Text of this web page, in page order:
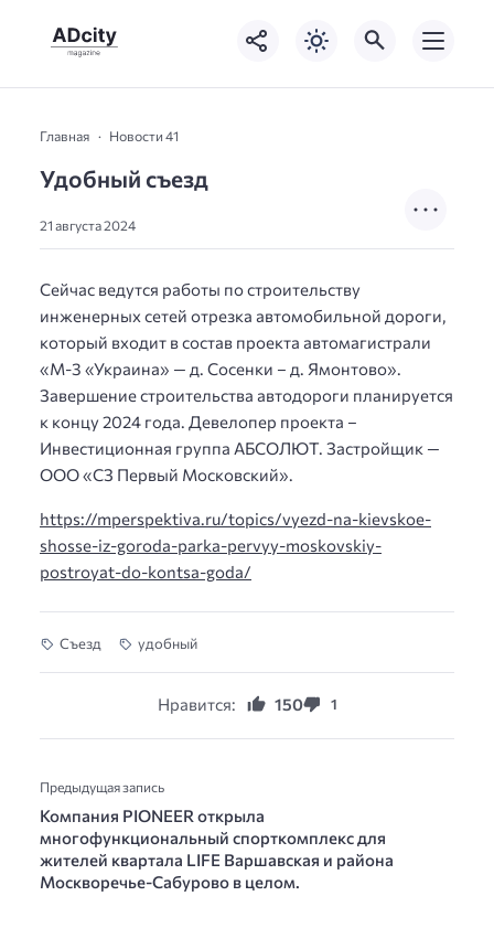
Главная Новости 41
Удобный съезд
21 августа 2024
Сейчас ведутся работы по строительству
инженерных сетей отрезка автомобильной дороги,
который входит в состав проекта автомагистрали
«М-3 «Украина» — д. Сосенки – д. Ямонтово».
Завершение строительства автодороги планируется
к концу 2024 года. Девелопер проекта –
Инвестиционная группа АБСОЛЮТ. Застройщик —
ООО «СЗ Первый Московский».
https://mperspektiva.ru/topics/vyezd-na-kievskoe-
shosse-iz-goroda-parka-pervyy-moskovskiy-
postroyat-do-kontsa-goda/
Съезд удобный
Нравится: 150 1
Предыдущая запись
Компания PIONEER открыла
многофункциональный спорткомплекс для
жителей квартала LIFE Варшавская и района
Москворечье-Сабурово в целом.